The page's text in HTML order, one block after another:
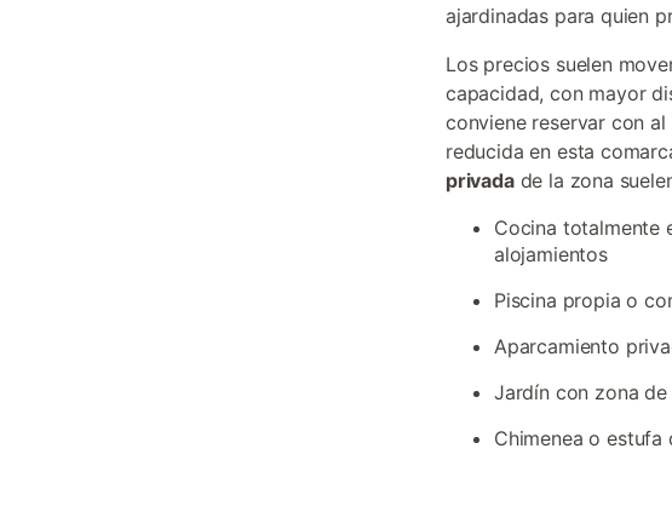
ajardinadas para quien
Los precios suelen
capacidad, con mayor
conviene reservar con
reducida en esta
privadade la zona
Cocina totalmente
alojamientos
Piscina propia o
Aparcamiento
Jardín con zona
Chimenea o estufa